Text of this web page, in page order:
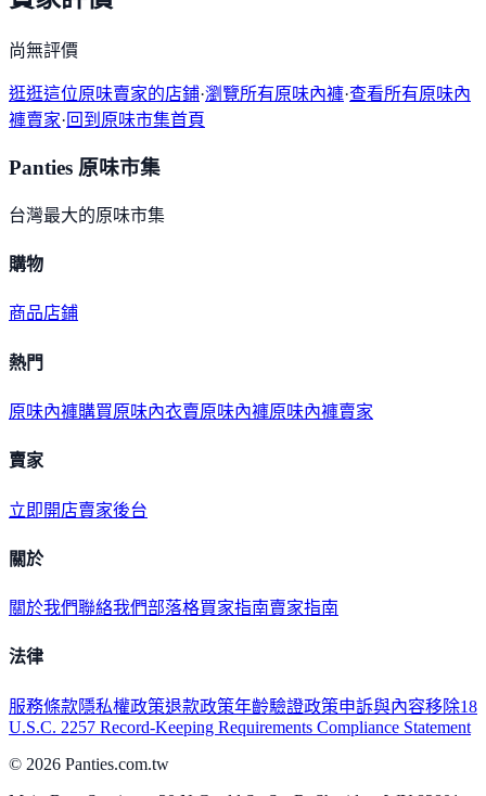
尚無評價
逛逛這位原味賣家的店鋪·瀏覽所有原味內褲·查看所有原味內
褲賣家·回到原味市集首頁
Panties 原味市集
台灣最大的原味市集
購物
商品店鋪
熱門
原味內褲購買原味內衣賣原味內褲原味內褲賣家
賣家
立即開店賣家後台
關於
關於我們聯絡我們部落格買家指南賣家指南
法律
服務條款隱私權政策退款政策年齡驗證政策申訴與內容移除18
U.S.C. 2257 Record-Keeping Requirements Compliance Statement
© 2026 Panties.com.tw